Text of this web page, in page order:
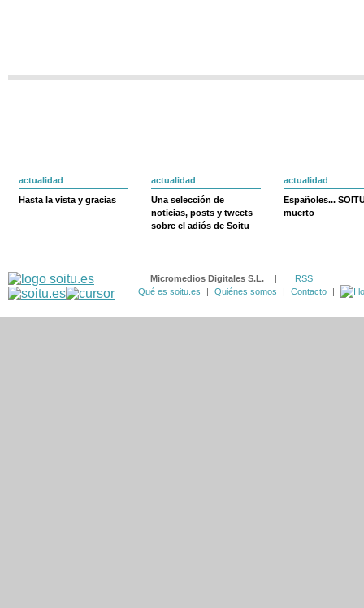
actualidad
Hasta la vista y gracias
actualidad
Una selección de
noticias, posts y tweets
sobre el adiós de Soitu
actualidad
Españoles...
muerto
Micromedios Digitales S.L. |
RSS
Qué es soitu.es
| Quiénes somos | Contacto |